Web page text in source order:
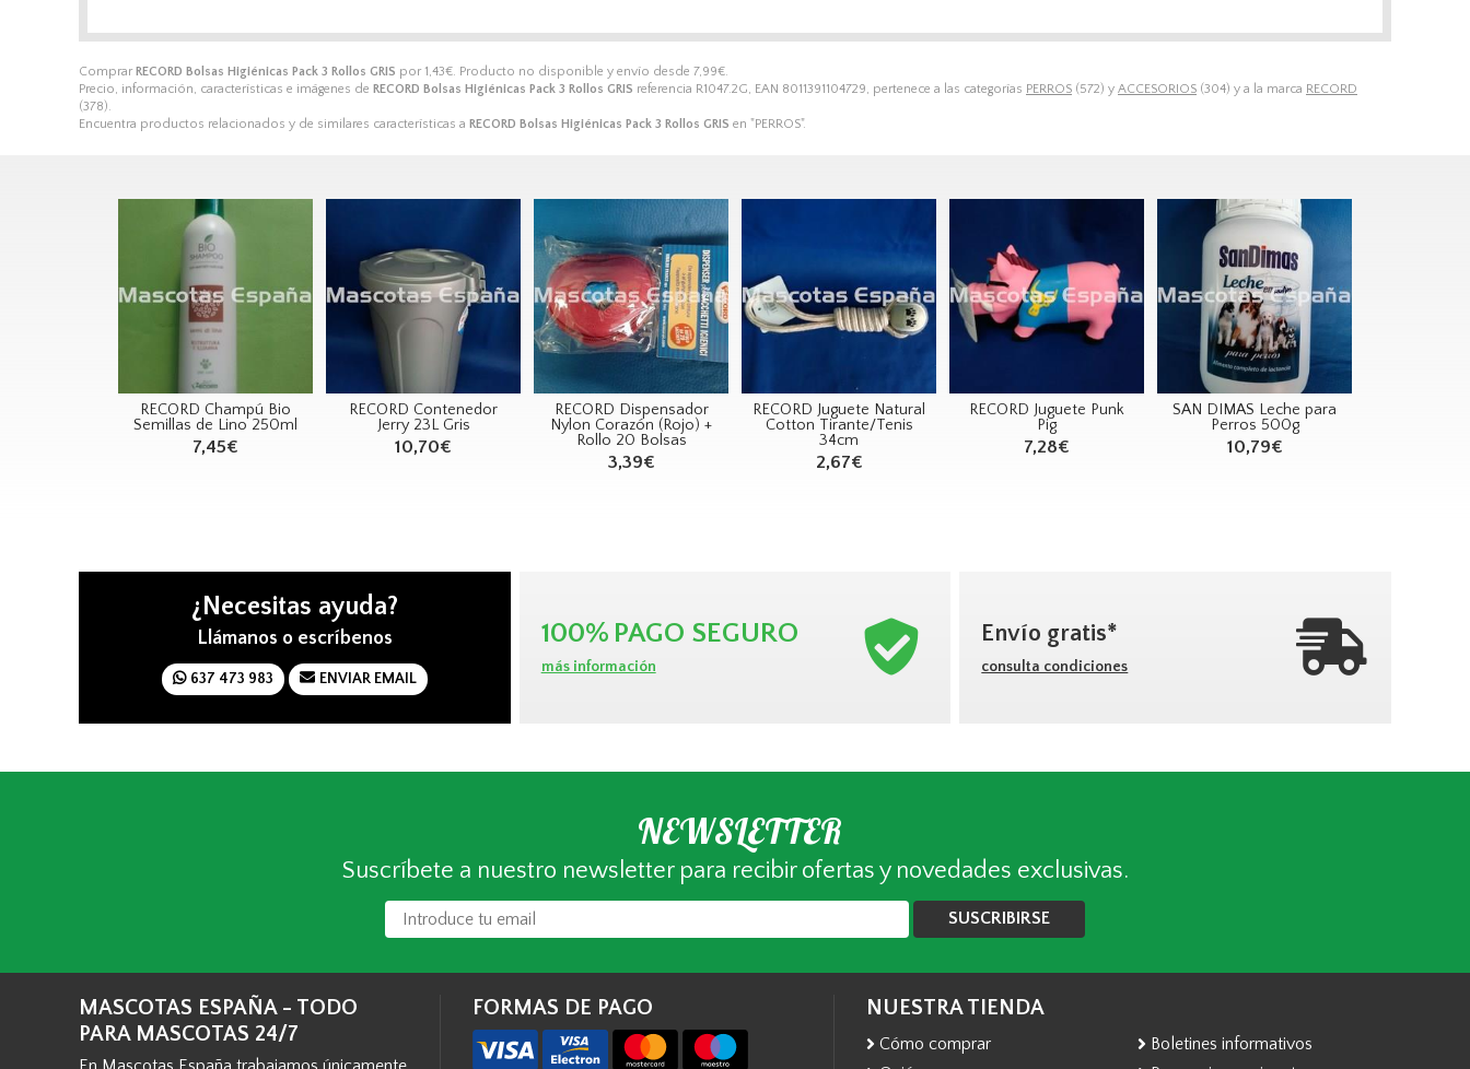
Comprar RECORD Bolsas Higiénicas Pack 3 Rollos GRIS por 1,43€. Producto no disponible y envío desde 7,99€.
Precio, información, características e imágenes de RECORD Bolsas Higiénicas Pack 3 Rollos GRIS referencia R1047.2G, EAN 8011391104729, pertenece a las categorías PERROS (572) y ACCESORIOS (304) y a la marca RECORD
(378).
Encuentra productos relacionados y de similares características a RECORD Bolsas Higiénicas Pack 3 Rollos GRIS en "PERROS".
RECORD Champú Bio
Semillas de Lino 250ml
7,45€
RECORD Contenedor
Jerry 23L Gris
10,70€
RECORD Dispensador
Nylon Corazón (Rojo) +
Rollo 20 Bolsas
3,39€
RECORD Juguete Natural
Cotton Tirante/Tenis
34cm
2,67€
RECORD Juguete Punk
Pig
7,28€
SAN DIMAS Leche para
Perros 500g
10,79€
¿Necesitas ayuda?
Llámanos o escríbenos
637 473 983 ENVIAR EMAIL
100% PAGO SEGURO
más información
Envío gratis*
consulta condiciones
NEWSLETTER
Suscríbete a nuestro newsletter para recibir ofertas y novedades exclusivas.
SUSCRIBIRSE
MASCOTAS ESPAÑA - TODO
PARA MASCOTAS 24/7
FORMAS DE PAGO NUESTRA TIENDA
Cómo comprar
Boletines informativos